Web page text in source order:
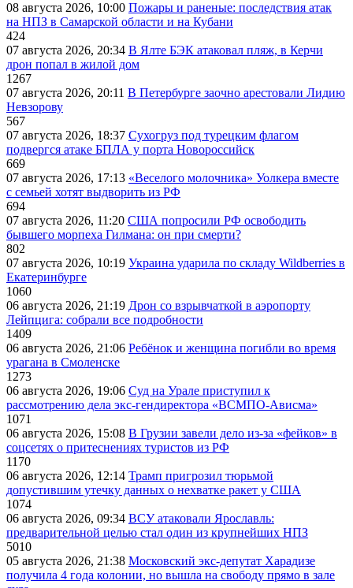
08 августа 2026, 10:00 Пожары и раненые: последствия атак
на НПЗ в Самарской области и на Кубани
424
07 августа 2026, 20:34 В Ялте БЭК атаковал пляж, в Керчи
дрон попал в жилой дом
1267
07 августа 2026, 20:11 В Петербурге заочно арестовали Лидию
Невзорову
567
07 августа 2026, 18:37 Сухогруз под турецким флагом
подвергся атаке БПЛА у порта Новороссийск
669
07 августа 2026, 17:13 «Веселого молочника» Уолкера вместе
с семьей хотят выдворить из РФ
694
07 августа 2026, 11:20 США попросили РФ освободить
бывшего морпеха Гилмана: он при смерти?
802
07 августа 2026, 10:19 Украина ударила по складу Wildberries в
Екатеринбурге
1060
06 августа 2026, 21:19 Дрон со взрывчаткой в аэропорту
Лейпцига: собрали все подробности
1409
06 августа 2026, 21:06 Ребёнок и женщина погибли во время
урагана в Смоленске
1273
06 августа 2026, 19:06 Суд на Урале приступил к
рассмотрению дела экс-гендиректора «ВСМПО-Ависма»
1071
06 августа 2026, 15:08 В Грузии завели дело из-за «фейков» в
соцсетях о притеснениях туристов из РФ
1170
06 августа 2026, 12:14 Трамп пригрозил тюрьмой
допустившим утечку данных о нехватке ракет у США
1074
06 августа 2026, 09:34 ВСУ атаковали Ярославль:
предварительной целью стал один из крупнейших НПЗ
5010
05 августа 2026, 21:38 Московский экс-депутат Харадизе
получила 4 года колонии, но вышла на свободу прямо в зале